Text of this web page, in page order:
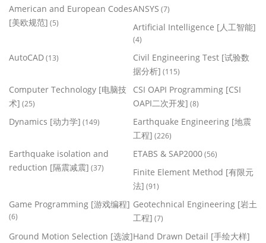
American and European Codes
[美欧规范] (5)
ANSYS (7)
Artificial Intelligence [人工智能]
(4)
AutoCAD(13)
Civil Engineering Test [试验数
据分析] (115)
Computer Technology [电脑技
术] (25)
CSI OAPI Programming [CSI
OAPI二次开发] (8)
Dynamics [动力学] (149)
Earthquake Engineering [地震
工程] (226)
Earthquake isolation and
reduction [隔震减震] (37)
ETABS & SAP2000(56)
Finite Element Method [有限元
法] (91)
Game Programming [游戏编程]
(6)
Geotechnical Engineering [岩土
工程] (7)
Ground Motion Selection [选波]Hand Drawn Detail [手绘大样]